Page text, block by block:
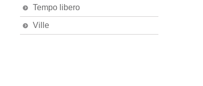
Tempo libero
Ville